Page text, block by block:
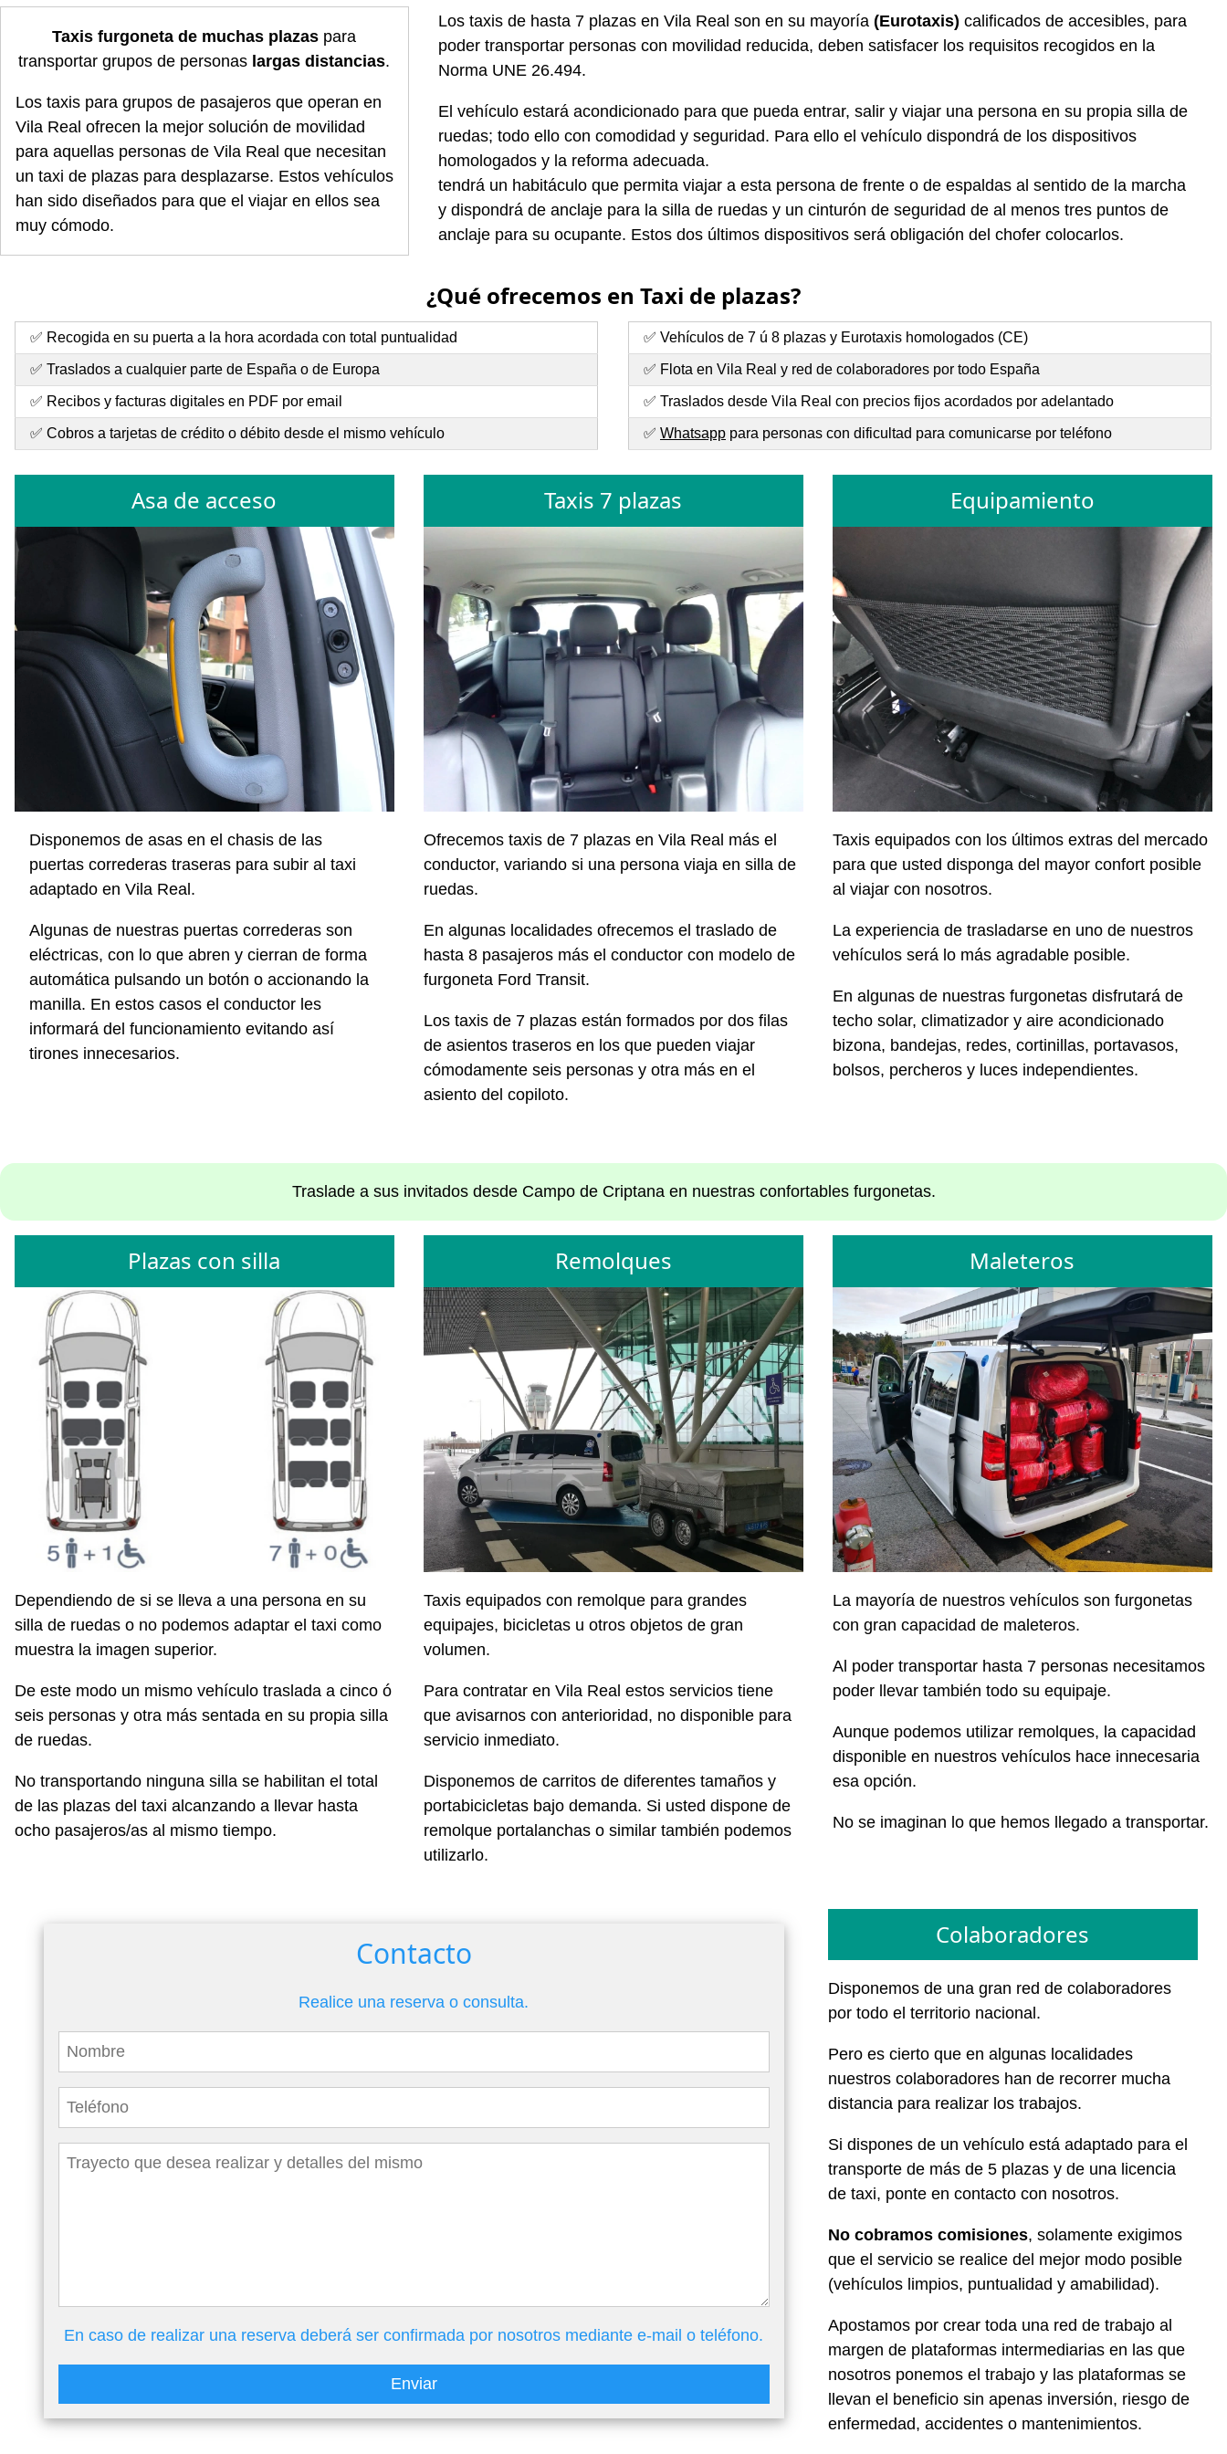
Taxis furgoneta de muchas plazas para
transportar grupos de personas largas distancias.
Los taxis para grupos de pasajeros que operan en
Vila Real ofrecen la mejor solución de movilidad
para aquellas personas de Vila Real que necesitan
un taxi de plazas para desplazarse. Estos vehículos
han sido diseñados para que el viajar en ellos sea
muy cómodo.
Los taxis de hasta 7 plazas en Vila Real son en su mayoría (Eurotaxis) calificados de accesibles, para
poder transportar personas con movilidad reducida, deben satisfacer los requisitos recogidos en la
Norma UNE 26.494.
El vehículo estará acondicionado para que pueda entrar, salir y viajar una persona en su propia silla de
ruedas; todo ello con comodidad y seguridad. Para ello el vehículo dispondrá de los dispositivos
homologados y la reforma adecuada.
tendrá un habitáculo que permita viajar a esta persona de frente o de espaldas al sentido de la marcha
y dispondrá de anclaje para la silla de ruedas y un cinturón de seguridad de al menos tres puntos de
anclaje para su ocupante. Estos dos últimos dispositivos será obligación del chofer colocarlos.
¿Qué ofrecemos en Taxi de plazas?
✅ Recogida en su puerta a la hora acordada con total puntualidad
✅ Traslados a cualquier parte de España o de Europa
✅ Recibos y facturas digitales en PDF por email
✅ Cobros a tarjetas de crédito o débito desde el mismo vehículo
✅ Vehículos de 7 ú 8 plazas y Eurotaxis homologados (CE)
✅ Flota en Vila Real y red de colaboradores por todo España
✅ Traslados desde Vila Real con precios fijos acordados por adelantado
✅ Whatsapppara personas con dificultad para comunicarse por teléfono
Asa de acceso
Disponemos de asas en el chasis de las
puertas correderas traseras para subir al taxi
adaptado en Vila Real.
Algunas de nuestras puertas correderas son
eléctricas, con lo que abren y cierran de forma
automática pulsando un botón o accionando la
manilla. En estos casos el conductor les
informará del funcionamiento evitando así
tirones innecesarios.
Taxis 7 plazas
Ofrecemos taxis de 7 plazas en Vila Real más el
conductor, variando si una persona viaja en silla de
ruedas.
En algunas localidades ofrecemos el traslado de
hasta 8 pasajeros más el conductor con modelo de
furgoneta Ford Transit.
Los taxis de 7 plazas están formados por dos filas
de asientos traseros en los que pueden viajar
cómodamente seis personas y otra más en el
asiento del copiloto.
Equipamiento
Taxis equipados con los últimos extras del mercado
para que usted disponga del mayor confort posible
al viajar con nosotros.
La experiencia de trasladarse en uno de nuestros
vehículos será lo más agradable posible.
En algunas de nuestras furgonetas disfrutará de
techo solar, climatizador y aire acondicionado
bizona, bandejas, redes, cortinillas, portavasos,
bolsos, percheros y luces independientes.
Traslade a sus invitados desde Campo de Criptana en nuestras confortables furgonetas.
Plazas con silla
Dependiendo de si se lleva a una persona en su
silla de ruedas o no podemos adaptar el taxi como
muestra la imagen superior.
De este modo un mismo vehículo traslada a cinco ó
seis personas y otra más sentada en su propia silla
de ruedas.
No transportando ninguna silla se habilitan el total
de las plazas del taxi alcanzando a llevar hasta
ocho pasajeros/as al mismo tiempo.
Remolques
Taxis equipados con remolque para grandes
equipajes, bicicletas u otros objetos de gran
volumen.
Para contratar en Vila Real estos servicios tiene
que avisarnos con anterioridad, no disponible para
servicio inmediato.
Disponemos de carritos de diferentes tamaños y
portabicicletas bajo demanda. Si usted dispone de
remolque portalanchas o similar también podemos
utilizarlo.
Maleteros
La mayoría de nuestros vehículos son furgonetas
con gran capacidad de maleteros.
Al poder transportar hasta 7 personas necesitamos
poder llevar también todo su equipaje.
Aunque podemos utilizar remolques, la capacidad
disponible en nuestros vehículos hace innecesaria
esa opción.
No se imaginan lo que hemos llegado a transportar.
Contacto
Realice una reserva o consulta.
En caso de realizar una reserva deberá ser confirmada por nosotros mediante e-mail o teléfono.
Enviar
Colaboradores
Disponemos de una gran red de colaboradores
por todo el territorio nacional.
Pero es cierto que en algunas localidades
nuestros colaboradores han de recorrer mucha
distancia para realizar los trabajos.
Si dispones de un vehículo está adaptado para el
transporte de más de 5 plazas y de una licencia
de taxi, ponte en contacto con nosotros.
No cobramos comisiones, solamente exigimos
que el servicio se realice del mejor modo posible
(vehículos limpios, puntualidad y amabilidad).
Apostamos por crear toda una red de trabajo al
margen de plataformas intermediarias en las que
nosotros ponemos el trabajo y las plataformas se
llevan el beneficio sin apenas inversión, riesgo de
enfermedad, accidentes o mantenimientos.